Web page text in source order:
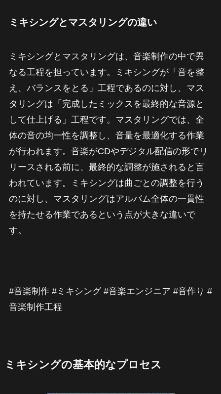
ミキシングとマスタリングの違い
ミキシングとマスタリングは、音楽制作の中で異
なる工程を担っています。ミキシングが「音を整
え、バランスをとる」工程であるのに対し、マス
タリングは「完成したミックスを最終的な音源と
して仕上げる」工程です。マスタリングでは、全
体の音の均一性を調整し、音量を最適化する作業
が行われます。音楽がCDやデジタル配信の形でリ
リースされる前に、最終的な調整が施されると言
われています。ミキシングは曲ごとの調整を行う
のに対し、マスタリングはアルバム全体の一貫性
を持たせる作業であるという点が大きな違いで
す。
#音楽制作 #ミキシング #音楽エンジニア #音作り #
音楽制作工程
ミキシングの基本的なプロセス